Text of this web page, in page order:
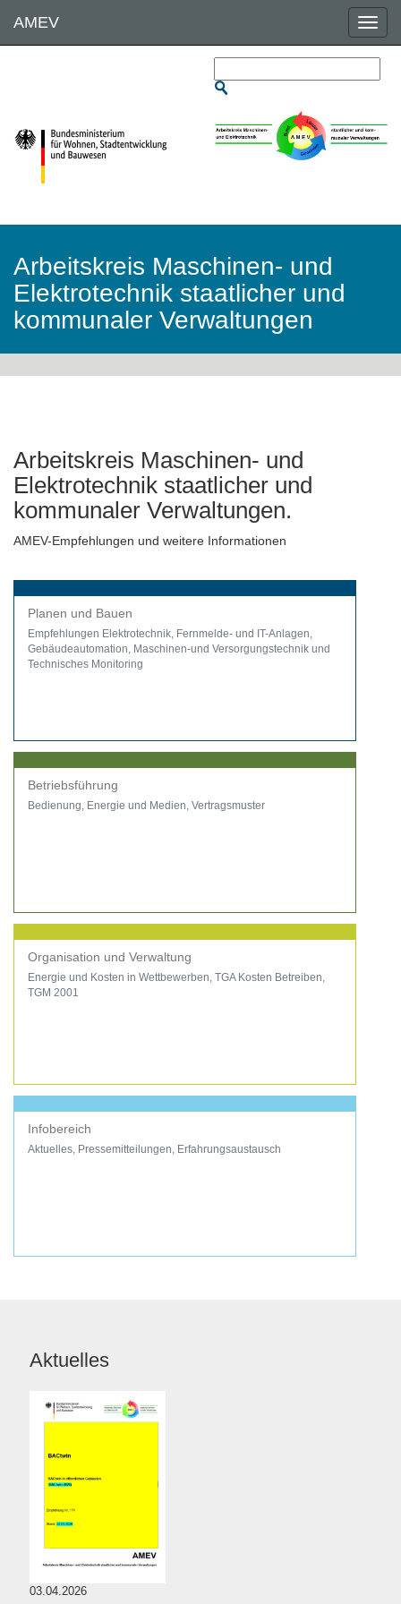
DirektAMEV
Arbeitskreis Maschinen- und
Elektrotechnik staatlicher und
kommunaler Verwaltungen
Arbeitskreis Maschinen- und
Elektrotechnik staatlicher und
kommunaler Verwaltungen.
AMEV-Empfehlungen und weitere Informationen
Planen und Bauen
Empfehlungen Elektrotechnik, Fernmelde- und IT-Anlagen,
Gebäudeautomation, Maschinen-und Versorgungstechnik und
Technisches Monitoring
Betriebsführung
Bedienung, Energie und Medien, Vertragsmuster
Organisation und Verwaltung
Energie und Kosten in Wettbewerben, TGA Kosten Betreiben,
TGM 2001
Infobereich
Aktuelles, Pressemitteilungen, Erfahrungsaustausch
Aktuelles
03.04.2026